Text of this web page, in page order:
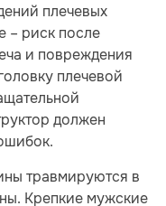
плечевых
– риск после
и повреждения
плечевой
должен
травмируются в
Крепкие мужские